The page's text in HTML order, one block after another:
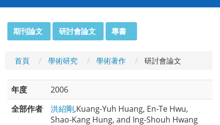
期刊論文 研討會論文 專書
首頁 學術研究 學術著作 研討會論文
年度
2006
全部作者
洪紹剛,Kuang-Yuh Huang, En-Te Hwu,
Shao-Kang Hung, and Ing-Shouh Hwang